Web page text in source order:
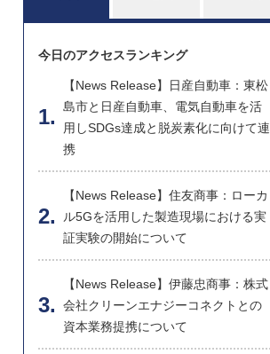
今日のアクセスランキング
【News Release】日産自動車：東松
島市と日産自動車、電気自動車を活
用しSDGs達成と脱炭素化に向けて連
携
【News Release】住友商事：ローカ
ル5Gを活用した製造現場における実
証実験の開始について
【News Release】伊藤忠商事：株式
会社クリーンエナジーコネクトとの
資本業務提携について